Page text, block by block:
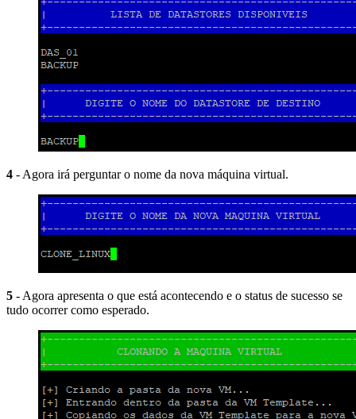
4 - Agora irá perguntar o nome da nova máquina virtual.
5 - Agora apresenta o que está acontecendo e o status de sucesso se
tudo ocorrer como esperado.